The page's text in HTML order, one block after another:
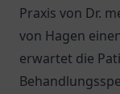
Praxis von Dr.
von Hagen
erwartet die